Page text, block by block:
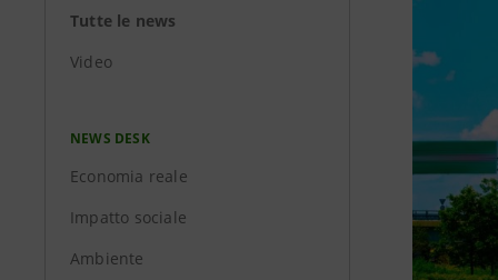
Tutte le news
Video
NEWS DESK
Economia reale
Impatto sociale
Ambiente